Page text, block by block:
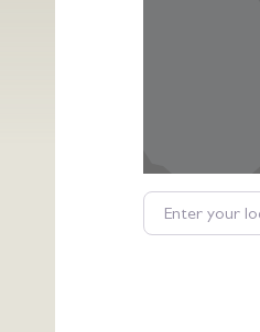
Enter your location